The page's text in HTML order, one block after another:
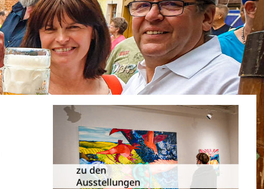
zu den
Ausstellungen
Die Dauer­ausstellungen in
Meiningen und Umgebung als
Übersicht.